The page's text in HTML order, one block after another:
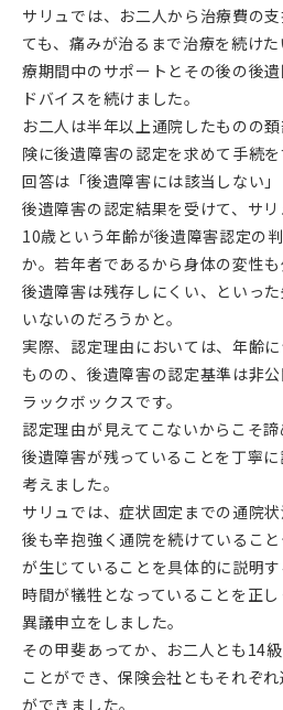
サリュでは、お二人から治療費の
ても、痛みが治るまで治療を続け
療期間中のサポートとその後の後
ドバイスを続けました。
お二人は半年以上通院したものの
険に後遺障害の認定を求めて手続を
回答は「後遺障害には該当しない」
後遺障害の認定結果を受けて、サリ
10歳という年齢が後遺障害認定の
か。若年者であるから身体の変性も
後遺障害は残存しにくい、といっ
いないのだろうかと。
実際、認定理由においては、年齢
ものの、後遺障害の認定基準は非
ラックボックスです。
認定理由が見えてこないからこそ諦
後遺障害が残っていることを丁寧
考えました。
サリュでは、症状固定までの通院
後も辛抱強く通院を続けているこ
が生じていることを具体的に説明
時間が犠牲となっていることを正し
異議申立をしました。
その甲斐あってか、お二人とも14
ことができ、保険会社ともそれぞ
ができました。